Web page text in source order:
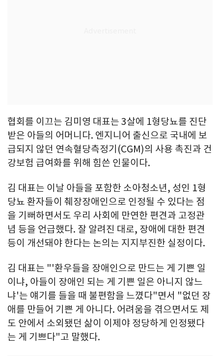
협회를 이끄는 김미영 대표는 3살에 1형당뇨를 진단
받은 아들의 어머니다. 엔지니어 출신으로 국내에 보
급되지 않던 연속혈당측정기(CGM)의 사용 촉진과 건
강보험 급여화를 위해 힘쓴 인물이다.
김 대표는 이날 아들을 포함한 소아청소년, 성인 1형
당뇨 환자들이 췌장장애인으로 인정될 수 있다는 점
을 기뻐하면서도 우리 사회에 만연한 편견과 고정관
념 등을 언급했다. 잘 알려진 대로, 장애에 대한 편견
등이 개선돼야 한다는 논의는 지지부진한 실정이다.
김 대표는 "'환우들을 장애인으로 만드는 게 기쁜 일
이냐, 아들이 장애인 되는 게 기쁜 일은 아니지 않느
냐'는 얘기를 들을 때 불편함을 느꼈다"면서 "없던 장
애를 만들어 기쁜 게 아니다. 어려움을 겪으면서도 제
도 안에서 소외됐던 삶이 이제야 정당하게 인정됐다
는 게 기쁘다"고 말했다.